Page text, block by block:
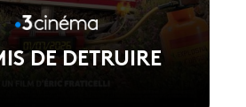
DE DETRUIRE